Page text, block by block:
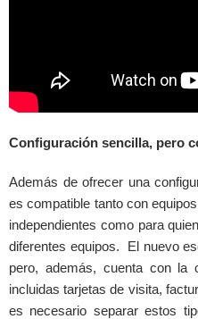
Configuración sencilla, pero
Además de ofrecer una
es compatible tanto con
independientes como para
diferentes equipos. El nuevo
pero, además, cuenta con la
incluidas tarjetas de visita,
es necesario separar estos